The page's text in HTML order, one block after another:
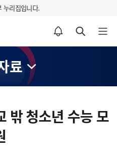
누리집입니다.
알림설정 바로가기 검색 바로가기 메뉴 열기
료
밖 청소년 수능 모